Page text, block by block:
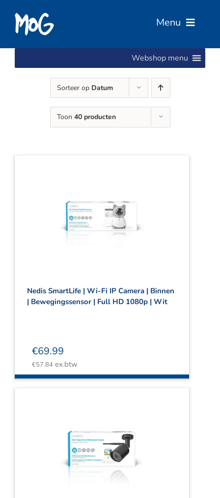
inhoud
Menu
Services
Winkelwagen
Webshop menu
Sorteer op Datum
Toon 40 producten
Nedis SmartLife | Wi-Fi IP Camera | Binnen
| Bewegingssensor | Full HD 1080p | Wit
€69.99
€57.84 ex.btw